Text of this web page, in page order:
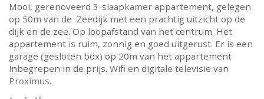
Mooi, gerenoveerd 3-slaapkamer appartement, gelegen
op 50m van de Zeedijk met een prachtig uitzicht op de
dijk en de zee. Op loopafstand van het centrum. Het
appartement is ruim, zonnig en goed uitgerust. Er is een
garage (gesloten box) op 20m van het appartement
inbegrepen in de prijs. Wifi en digitale televisie van
Proximus.